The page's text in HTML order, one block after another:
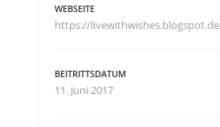
WEBSEITE
https://livewithwishes.blogspot.de
BEITRITTSDATUM
11. Juni 2017